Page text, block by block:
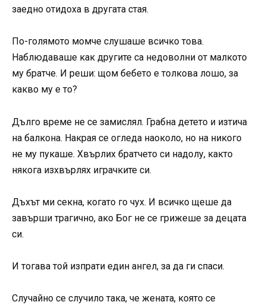
заедно отидоха в другата стая.
По-голямото момче слушаше всичко това.
Наблюдаваше как другите са недоволни от малкото
му братче. И реши: щом бебето е толкова лошо, за
какво му е то?
Дълго време не се замислял. Грабна детето и изтича
на балкона. Накрая се огледа наоколо, но на никого
не му пукаше. Хвърлих братчето си надолу, както
някога изхвърлях играчките си.
Дъхът ми секна, когато го чух. И всичко щеше да
завърши трагично, ако Бог не се грижеше за децата
си.
И тогава той изпрати един ангел, за да ги спаси.
Случайно се случило така, че жената, която се